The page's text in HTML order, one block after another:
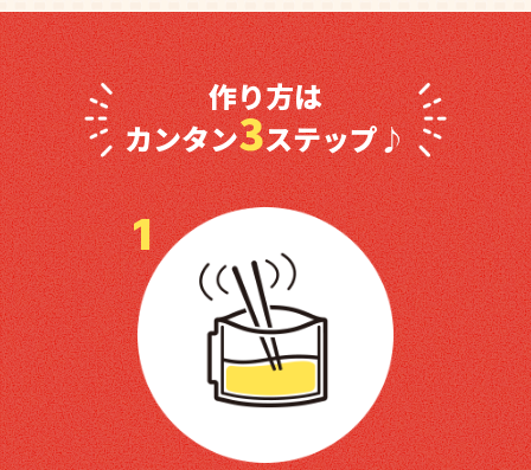
作り方は
カンタン3ステップ♪
1